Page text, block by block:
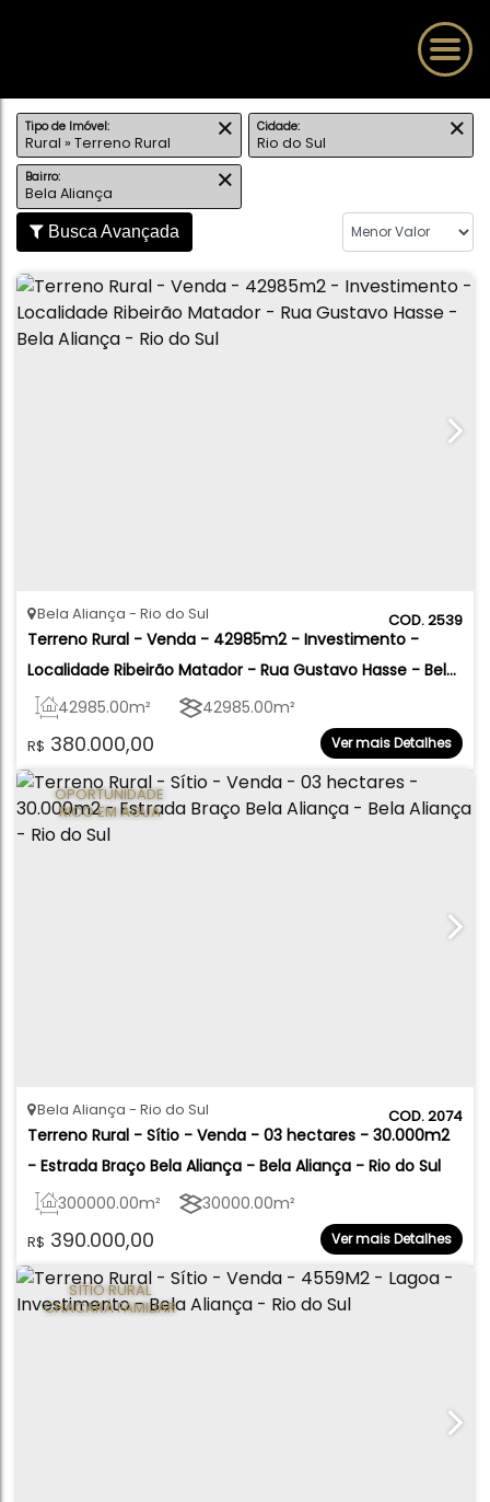
Tipo de Imóvel:
Rural » Terreno Rural
Cidade:
Rio do Sul
Bairro:
Bela Aliança
Busca Avançada
2539
Terreno Rural - Venda - 42985m2 - Investimento -
Localidade Ribeirão Matador - Rua Gustavo Hasse - Bela
Aliança - Rio do Sul
R$ 380.000,00
Bela Aliança Rio do Sul
42985.00m² 42985.00m²
Ver mais Detalhes
OPORTUNIDADE
RICO EM ÁGUA
2074
Terreno Rural - Sítio - Venda - 03 hectares - 30.000m2
- Estrada Braço Bela Aliança - Bela Aliança - Rio do Sul
R$ 390.000,00
Bela Aliança Rio do Sul
300000.00m² 30000.00m²
Ver mais Detalhes
SÍTIO RURAL
CHACARÁ FAMILIAR